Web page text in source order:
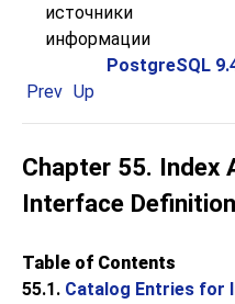
источники
информации
PostgreSQL
Prev Up
Chapter 55. Index
Interface Definition
Table of Contents
55.1. Catalog Entries for